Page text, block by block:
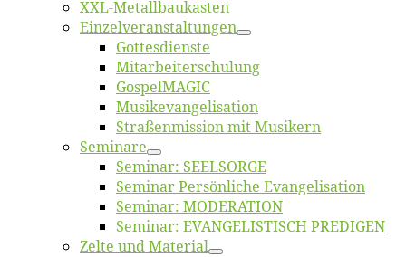
XXL-Me­­tal­l­­bau­­kas­­ten
Einzelver­an­stal­tungen
Got­tes­diens­te
Mitarbeiter­schulung
Gos­pel­MA­GIC
Musikevan­ge­li­sa­tion
Straßenmis­sion mit Musikern
Se­mi­na­re
Se­mi­nar: SEELSORGE
Se­mi­nar Per­sön­li­che Evangelisation
Se­mi­nar: MODERATION
Se­mi­nar: EVANGELISTISCH PREDIGEN
Zel­te und Material